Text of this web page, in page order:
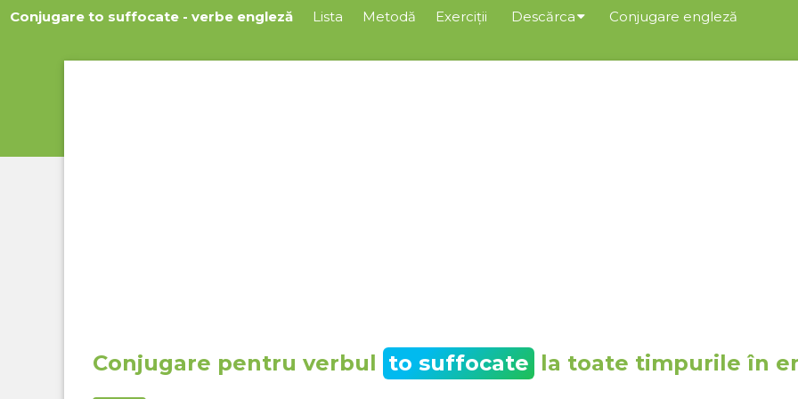
Conjugare to suffocate - verbe engleză Lista Metodă Exerciții Descărca Conjugare engleză
Conjugare pentru verbul to suffocate la toate timpurile în